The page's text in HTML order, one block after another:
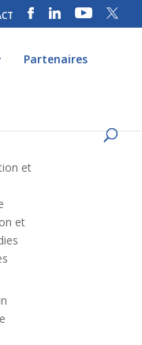
Partenaires
et
et